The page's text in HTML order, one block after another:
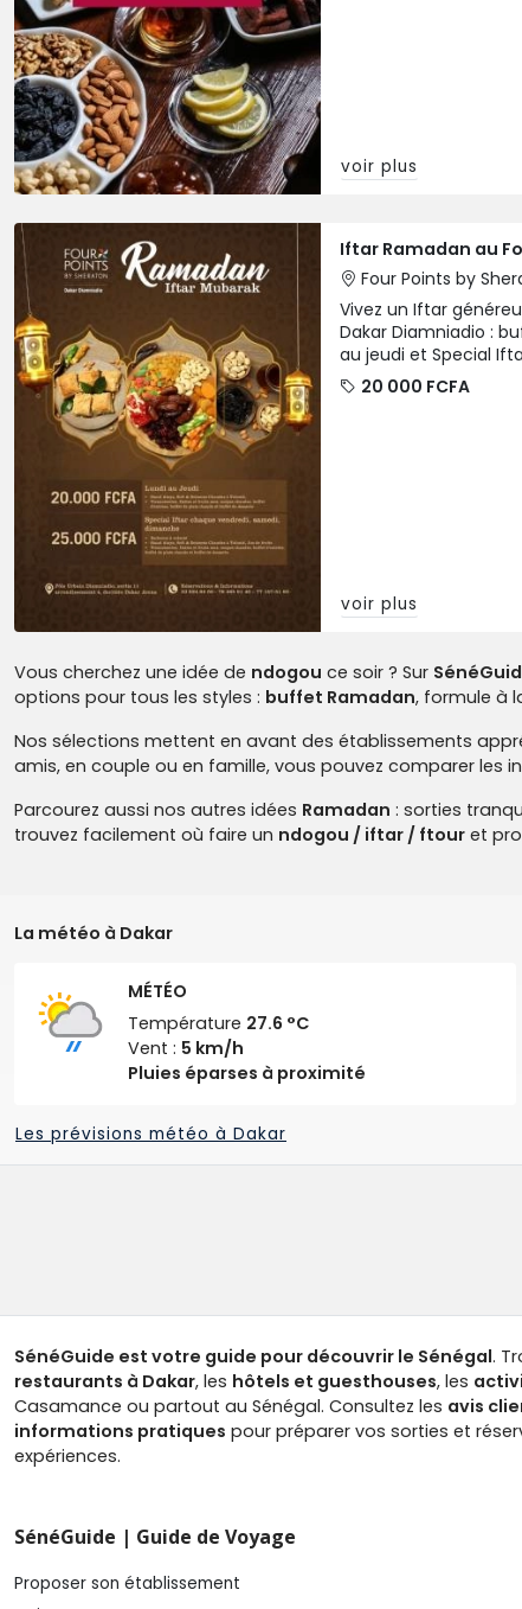
voir plus
Iftar Ramadan au
Four Points by
Vivez un Iftar
Dakar Diamniadio :
au jeudi et Special
week-end.
20 000 FCFA
voir plus
Vous cherchez une idée de ndogou ce soir ? Sur
options pour tous les styles : buffet Ramadan, formule à
Nos sélections mettent en avant des établissements
amis, en couple ou en famille, vous pouvez comparer les
Parcourez aussi nos autres idées Ramadan : sorties
trouvez facilement où faire un ndogou / iftar / ftour et
La météo à Dakar
MÉTÉO
Température 27.6 °C
Vent : 5 km/h
Pluies éparses à proximité
Les prévisions météo à Dakar
SénéGuide est votre guide pour découvrir le Sénégal.
restaurants à Dakar, les hôtels et guesthouses, les
Casamance ou partout au Sénégal. Consultez les avis
informations pratiques pour préparer vos sorties et
expériences.
SénéGuide | Guide de Voyage
Proposer son établissement